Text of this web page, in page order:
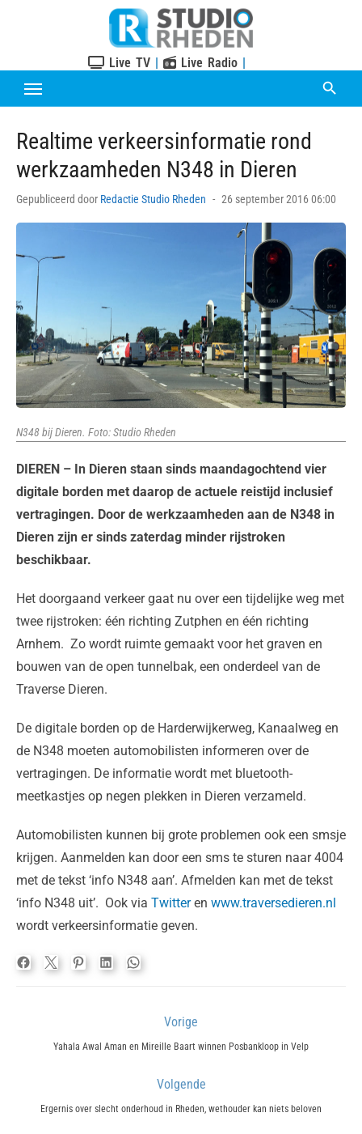
Live TV | Live Radio |
Realtime verkeersinformatie rond
werkzaamheden N348 in Dieren
Gepubliceerd door Redactie Studio Rheden
Posted
26 september 2016 06:00
N348 bij Dieren. Foto: Studio Rheden
DIEREN – In Dieren staan sinds maandagochtend vier
digitale borden met daarop de actuele reistijd inclusief
vertragingen. Door de werkzaamheden aan de N348 in
Dieren zijn er sinds zaterdag minder rijstroken
beschikbaar.
Het doorgaand verkeer gaat nu over een tijdelijke weg met
twee rijstroken: één richting Zutphen en één richting
Arnhem. Zo wordt ruimte gemaakt voor het graven en
bouwen van de open tunnelbak, een onderdeel van de
Traverse Dieren.
De digitale borden op de Harderwijkerweg, Kanaalweg en
de N348 moeten automobilisten informeren over de
vertragingen. De informatie wordt met bluetooth-
meetkastjes op negen plekken in Dieren verzameld.
Automobilisten kunnen bij grote problemen ook een smsje
krijgen. Aanmelden kan door een sms te sturen naar 4004
met de tekst ‘info N348 aan’. Afmelden kan met de tekst
‘info N348 uit’. Ook via Twitteren www.traversedieren.nl
wordt verkeersinformatie geven.
navigatie
Vorige
Previous
Yahala Awal Aman en Mireille Baart winnen Posbankloop in Velp
Volgende
Next
Ergernis over slecht onderhoud in Rheden, wethouder kan niets beloven